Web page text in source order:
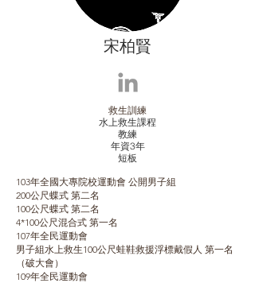
宋柏賢
救生訓練
水上救生課程
教練
​年資3年
​短板
103年全國大專院校運動會 公開男子組
200公尺蝶式 第二名
100公尺蝶式 第二名
4*100公尺混合式 第一名
107年全民運動會
男子組水上救生100公尺蛙鞋救援浮標戴假人 第一名
（破大會）
109年全民運動會